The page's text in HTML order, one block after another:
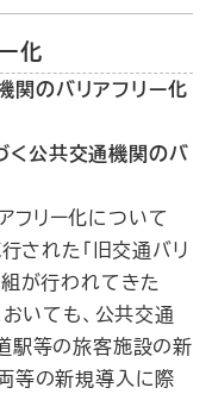
化
関のバリアフリー化
く公共交通機関のバ
フリー化について
された「旧交通バリ
組が行われてきた
おいても、公共交通
駅等の旅客施設の新
等の新規導入に際